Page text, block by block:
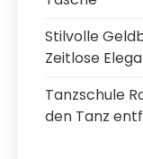
Stilvolle
Zeitlose
Tanzschule
den Tanz